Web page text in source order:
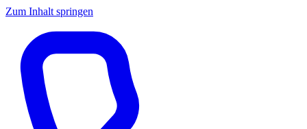
Zum Inhalt springen